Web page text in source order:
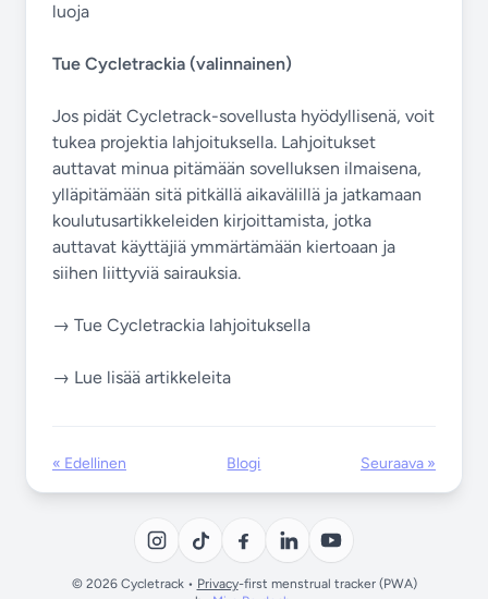
luoja
Tue Cycletrackia (valinnainen)
Jos pidät Cycletrack-sovellusta hyödyllisenä, voit
tukea projektia lahjoituksella. Lahjoitukset
auttavat minua pitämään sovelluksen ilmaisena,
ylläpitämään sitä pitkällä aikavälillä ja jatkamaan
koulutusartikkeleiden kirjoittamista, jotka
auttavat käyttäjiä ymmärtämään kiertoaan ja
siihen liittyviä sairauksia.
→ Tue Cycletrackia lahjoituksella
→ Lue lisää artikkeleita
« Edellinen Blogi Seuraava »
© 2026 Cycletrack • Privacy-first menstrual tracker (PWA)